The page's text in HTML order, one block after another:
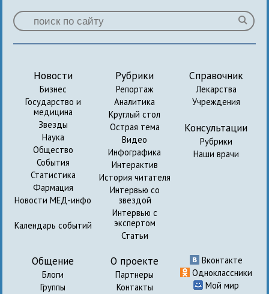
Новости
Бизнес
Государство и
медицина
Звезды
Наука
Общество
События
Статистика
Фармация
Новости МЕД-инфо
Календарь событий
Рубрики
Репортаж
Аналитика
Круглый стол
Острая тема
Видео
Инфографика
Интерактив
История читателя
Интервью со
звездой
Интервью с
экспертом
Статьи
Справочник
Лекарства
Учреждения
Консультации
Рубрики
Наши врачи
Общение
Блоги
Группы
О проекте
Партнеры
Контакты
Вконтакте
Одноклассники
Мой мир